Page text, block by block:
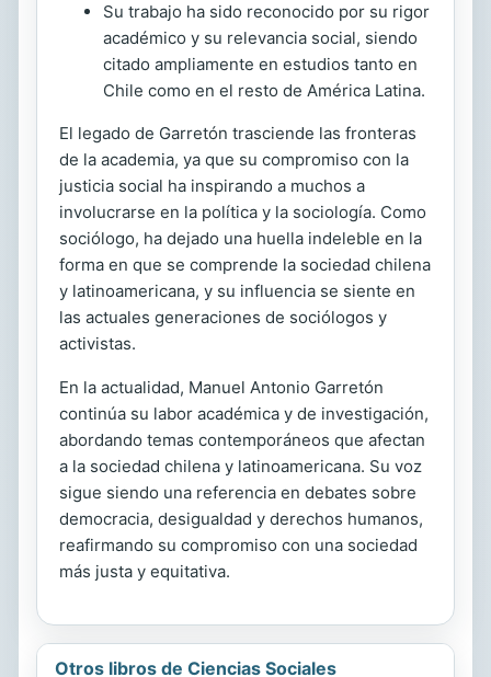
Su trabajo ha sido reconocido por su rigor
académico y su relevancia social, siendo
citado ampliamente en estudios tanto en
Chile como en el resto de América Latina.
El legado de Garretón trasciende las fronteras
de la academia, ya que su compromiso con la
justicia social ha inspirando a muchos a
involucrarse en la política y la sociología. Como
sociólogo, ha dejado una huella indeleble en la
forma en que se comprende la sociedad chilena
y latinoamericana, y su influencia se siente en
las actuales generaciones de sociólogos y
activistas.
En la actualidad, Manuel Antonio Garretón
continúa su labor académica y de investigación,
abordando temas contemporáneos que afectan
a la sociedad chilena y latinoamericana. Su voz
sigue siendo una referencia en debates sobre
democracia, desigualdad y derechos humanos,
reafirmando su compromiso con una sociedad
más justa y equitativa.
Otros libros de Ciencias Sociales